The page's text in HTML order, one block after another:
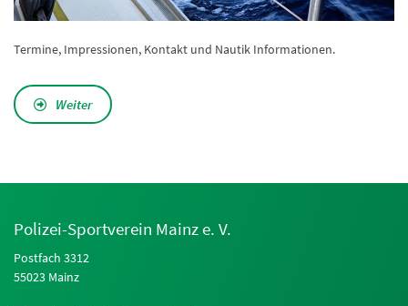
Termine, Impressionen, Kontakt und Nautik Informationen.
Weiter
Polizei-Sportverein Mainz e. V.
Postfach 3312
55023 Mainz